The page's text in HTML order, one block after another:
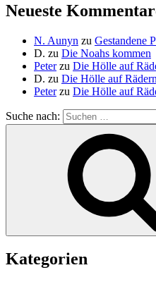
Neueste
N. Aunyn zu Gestandene
D. zu Die Noahs kommen
Peterzu Die Hölle auf
D. zu Die Hölle auf Rädern
Peterzu Die Hölle auf
Suche nach:
Kategorien